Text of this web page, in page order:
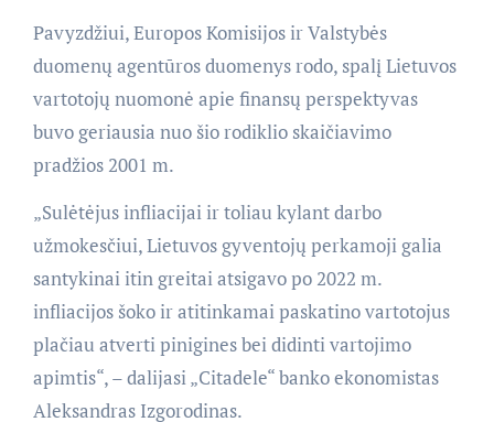
Pavyzdžiui, Europos Komisijos ir Valstybės
duomenų agentūros duomenys rodo, spalį Lietuvos
vartotojų nuomonė apie finansų perspektyvas
buvo geriausia nuo šio rodiklio skaičiavimo
pradžios 2001 m.
„Sulėtėjus infliacijai ir toliau kylant darbo
užmokesčiui, Lietuvos gyventojų perkamoji galia
santykinai itin greitai atsigavo po 2022 m.
infliacijos šoko ir atitinkamai paskatino vartotojus
plačiau atverti pinigines bei didinti vartojimo
apimtis“, – dalijasi „Citadele“ banko ekonomistas
Aleksandras Izgorodinas.